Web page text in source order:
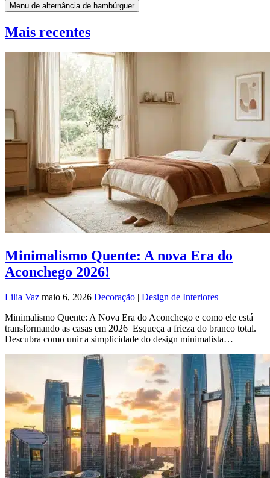
Menu de alternância de hambúrguer
Mais recentes
Minimalismo Quente: A nova Era do
Aconchego 2026!
Lilia Vaz maio 6, 2026 Decoração | Design de Interiores
Minimalismo Quente: A Nova Era do Aconchego e como ele está
transformando as casas em 2026 Esqueça a frieza do branco total.
Descubra como unir a simplicidade do design minimalista…